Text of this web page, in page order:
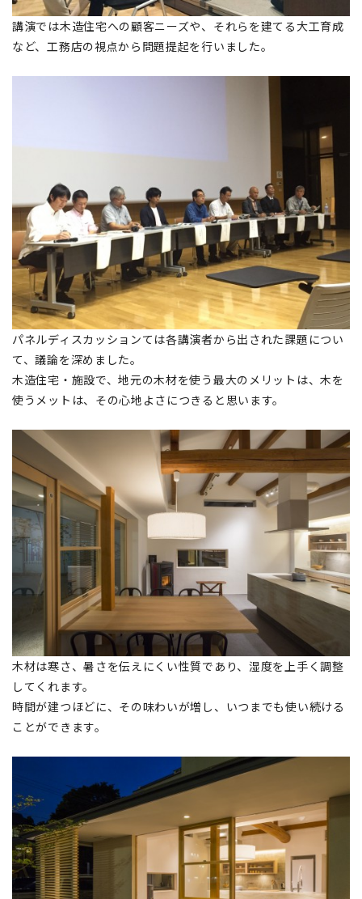
講演では木造住宅への顧客ニーズや、それらを建てる大工育成
など、工務店の視点から問題提起を行いました。
パネルディスカッションては各講演者から出された課題につい
て、議論を深めました。
木造住宅・施設で、地元の木材を使う最大のメリットは、木を
使うメットは、その心地よさにつきると思います。
木材は寒さ、暑さを伝えにくい性質であり、湿度を上手く調整
してくれます。
時間が建つほどに、その味わいが増し、いつまでも使い続ける
ことができます。